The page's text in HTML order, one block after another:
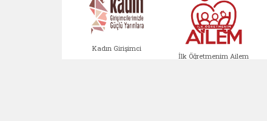
Kadın Girişimci
İlk Öğretmenim Ailem